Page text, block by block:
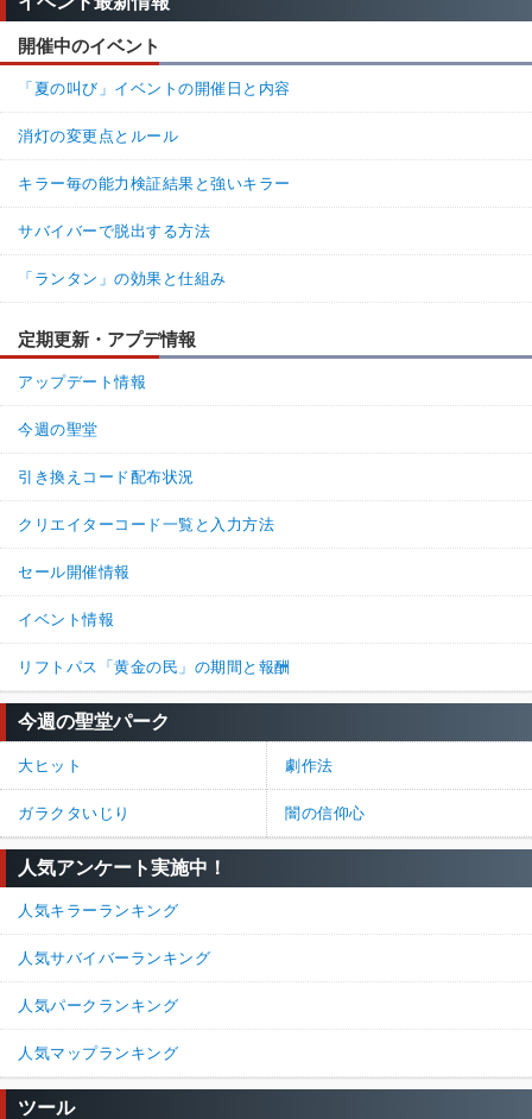
開催中のイベント
「夏の叫び」イベントの開催日と内容
消灯の変更点とルール
キラー毎の能力検証結果と強いキラー
サバイバーで脱出する方法
「ランタン」の効果と仕組み
定期更新・アプデ情報
アップデート情報
今週の聖堂
引き換えコード配布状況
クリエイターコード一覧と入力方法
セール開催情報
イベント情報
リフトパス「黄金の民」の期間と報酬
今週の聖堂パーク
大ヒット 劇作法
ガラクタいじり 闇の信仰心
人気アンケート実施中！
人気キラーランキング
人気サバイバーランキング
人気パークランキング
人気マップランキング
ツール